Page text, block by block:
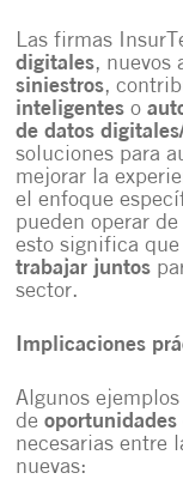
Las firmas
digitales, nuevos
siniestros,
inteligentes o
de datos
soluciones para
mejorar la
el enfoque
pueden operar
esto significa que
trabajar juntos
sector.
Implicaciones
Algunos
de
necesarias entre
nuevas: